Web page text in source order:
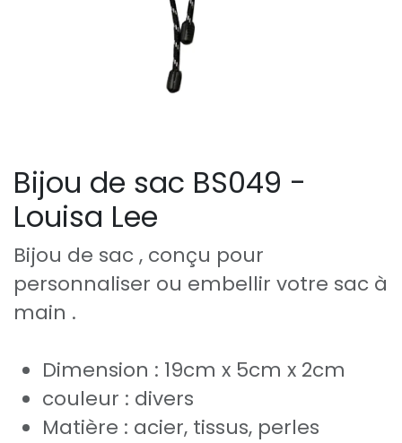
Bijou de sac BS049 -
Louisa Lee
Bijou de sac , conçu pour
personnaliser ou embellir votre sac à
main .
Dimension : 19cm x 5cm x 2cm
couleur : divers
Matière : acier, tissus, perles